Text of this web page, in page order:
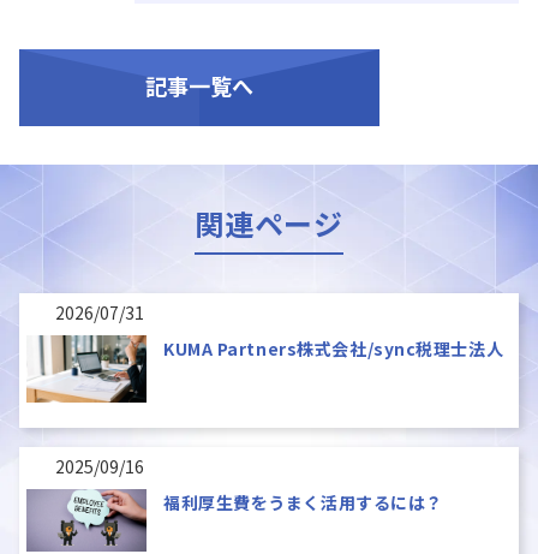
記事一覧へ
関連ページ
2026/07/31
KUMA Partners株式会社/sync税理士法人
2025/09/16
福利厚生費をうまく活用するには？